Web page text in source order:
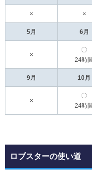
× ×
5月 6月
×
〇
24時間
9月 10月
×
〇
24時間
ロブスターの使い道